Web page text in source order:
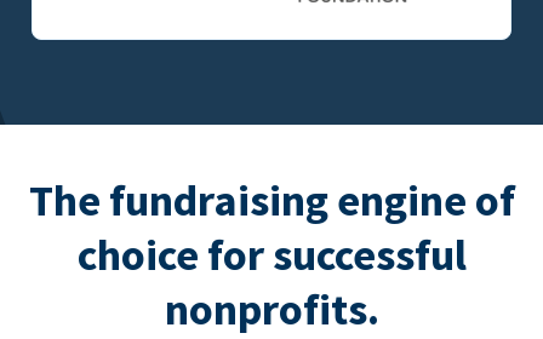
The fundraising engine of
choice for successful
nonprofits.